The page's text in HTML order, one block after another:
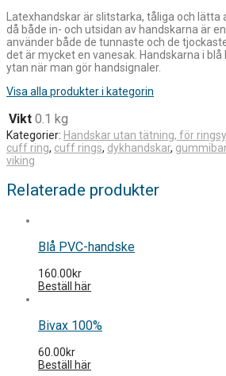
Latexhandskar är slitstarka, tåliga och
då både in- och utsidan av handskarna är
använder både de tunnaste och de
det är mycket en vanesak. Handskarna i
ytan när man gör handsignaler.
Visa alla produkter i kategorin
Vikt 0.1 kg
Kategorier: Handskar utan tätning, för
cuff ring, cuff rings, dykhandskar,
viking
Relaterade produkter
Blå PVC-handske
160.00kr
Beställ här
Bivax 100%
60.00kr
Beställ här